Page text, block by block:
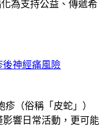
化為支持公益、傳遞希
後神經痛風險
疹（俗稱「皮蛇」）
響日常活動，更可能